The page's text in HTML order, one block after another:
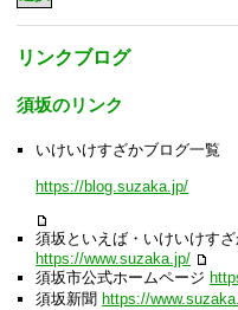
リンクブログ
須坂のリンク
いけいけすざかブログ一覧
https://blog.suzaka.jp/
須坂といえば・いけいけす
https://www.suzaka.jp/
須坂市公式ホームページ
須坂新聞 https://